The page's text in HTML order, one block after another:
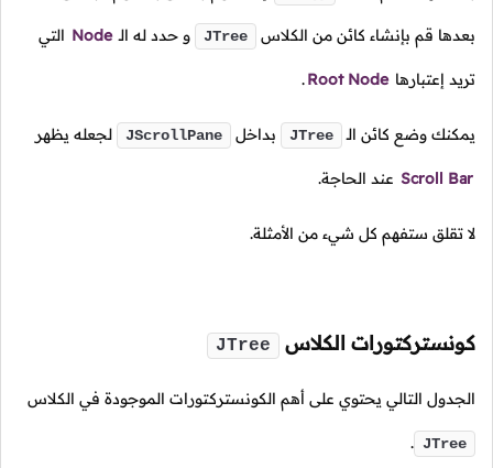
بعدها قم بإنشاء كائن من الكلاس JTree و حدد له الـ Node التي
تريد إعتبارها Root Node
.
يمكنك وضع كائن الـ JTree بداخل JScrollPane لجعله يظهر
Scroll Bar عند الحاجة.
لا تقلق ستفهم كل شيء من الأمثلة.
كونستركتورات الكلاس JTree
الجدول التالي يحتوي على أهم الكونستركتورات الموجودة في الكلاس
JTree
.